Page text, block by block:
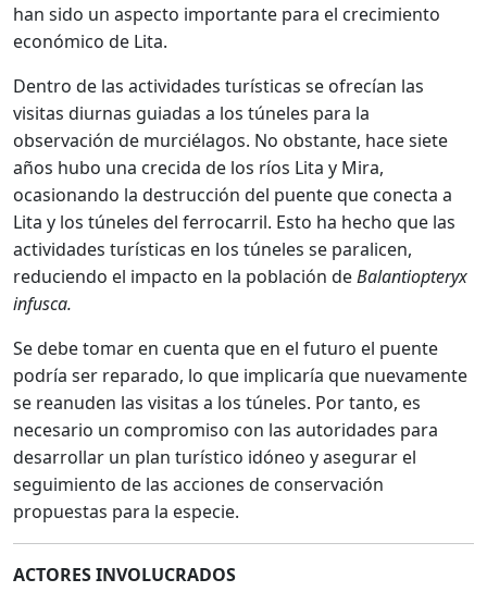
han sido un aspecto importante para el crecimiento
económico de Lita.
Dentro de las actividades turísticas se ofrecían las
visitas diurnas guiadas a los túneles para la
observación de murciélagos. No obstante, hace siete
años hubo una crecida de los ríos Lita y Mira,
ocasionando la destrucción del puente que conecta a
Lita y los túneles del ferrocarril. Esto ha hecho que las
actividades turísticas en los túneles se paralicen,
reduciendo el impacto en la población deBalantiopteryx
infusca.
Se debe tomar en cuenta que en el futuro el puente
podría ser reparado, lo que implicaría que nuevamente
se reanuden las visitas a los túneles. Por tanto, es
necesario un compromiso con las autoridades para
desarrollar un plan turístico idóneo y asegurar el
seguimiento de las acciones de conservación
propuestas para la especie.
ACTORES INVOLUCRADOS